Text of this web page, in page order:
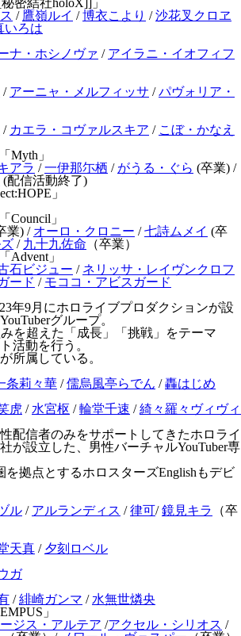
/ 鷹嶺ルイ /博衣こより /沙花叉クロヱ
いろは
ナ・ホシノヴァ / アイラニ・イオフィフ
/ アーニャ・メルフィッサ /パヴォリア・
/ カエラ・コヴァルスキア / こぼ・かなえ
Myth」
アラ /一伊那尓栖 / がうる・ぐら (卒業) /
(配信活動終了)
」
Council」
業) / オーロ・クロニー /七詩ムメイ (卒
/ 九十九佐命 （卒業）
Advent」
石ビジュー / ネリッサ・レイヴンクロフ
ード / モココ・アビスガード
年9月にホロライブプロダクションが設
グループ。
を超えた「成長」「挑戦」をテーマ
活動を行う。
所属している。
条莉々華 /儒烏風亭らでん /轟はじめ
虎 / 水宮枢 /輪堂千速 /綺々羅々ヴィヴィ
配信者のみをサポートしてきたホロライ
が設立した、男性バーチャルYouTuber専
を拠点とするホロスターズEnglishもデビ
ル / アルランディス /律可/鏡見キラ
（卒
天真 / 夕刻ロベル
ガ
/緋崎ガンマ / 水無世燐央
」
ジス・アルテア /アクセル・シリオス /